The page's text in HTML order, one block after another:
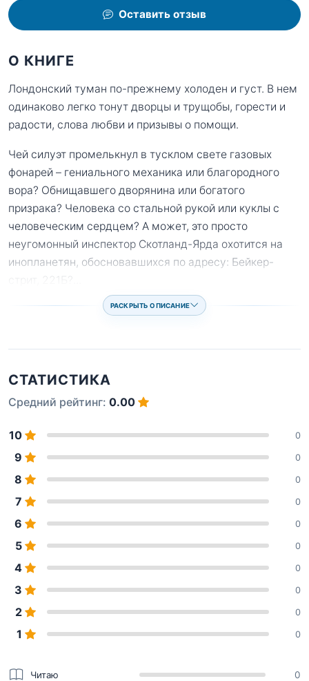
Оставить отзыв
О КНИГЕ
Лондонский туман по-прежнему холоден и густ. В нем
одинаково легко тонут дворцы и трущобы, горести и
радости, слова любви и призывы о помощи.
Чей силуэт промелькнул в тусклом свете газовых
фонарей – гениального механика или благородного
вора? Обнищавшего дворянина или богатого
призрака? Человека со стальной рукой или куклы с
человеческим сердцем? А может, это просто
неугомонный инспектор Скотланд-Ярда охотится на
инопланетян, обосновавшихся по адресу: Бейкер-
РАСКРЫТЬ ОПИСАНИЕ
СТАТИСТИКА
Средний рейтинг: 0.00
10 0
9 0
8 0
7 0
6 0
5 0
4 0
3 0
2 0
1 0
Читаю 0